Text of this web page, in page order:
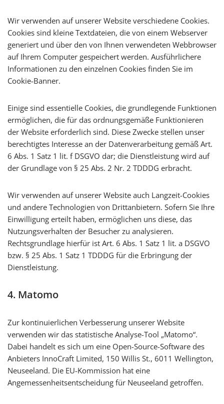
Wir verwenden auf unserer Website verschiedene Cookies.
Cookies sind kleine Textdateien, die von einem Webserver
generiert und über den von Ihnen verwendeten Webbrowser
auf Ihrem Computer gespeichert werden. Ausführlichere
Informationen zu den einzelnen Cookies finden Sie im
Cookie-Banner.
Einige sind essentielle Cookies, die grundlegende Funktionen
ermöglichen, die für das ordnungsgemäße Funktionieren
der Website erforderlich sind. Diese Zwecke stellen unser
berechtigtes Interesse an der Datenverarbeitung gemäß Art.
6 Abs. 1 Satz 1 lit. f DSGVO dar; die Dienstleistung wird auf
der Grundlage von § 25 Abs. 2 Nr. 2 TDDDG erbracht.
Wir verwenden auf unserer Website auch Langzeit-Cookies
und andere Technologien von Drittanbietern. Sofern Sie Ihre
Einwilligung erteilt haben, ermöglichen uns diese, das
Nutzungsverhalten der Besucher zu analysieren.
Rechtsgrundlage hierfür ist Art. 6 Abs. 1 Satz 1 lit. a DSGVO
bzw. § 25 Abs. 1 Satz 1 TDDDG für die Erbringung der
Dienstleistung.
4. Matomo
Zur kontinuierlichen Verbesserung unserer Website
verwenden wir das statistische Analyse-Tool „Matomo“.
Dabei handelt es sich um eine Open-Source-Software des
Anbieters InnoCraft Limited, 150 Willis St., 6011 Wellington,
Neuseeland. Die EU-Kommission hat eine
Angemessenheitsentscheidung für Neuseeland getroffen.